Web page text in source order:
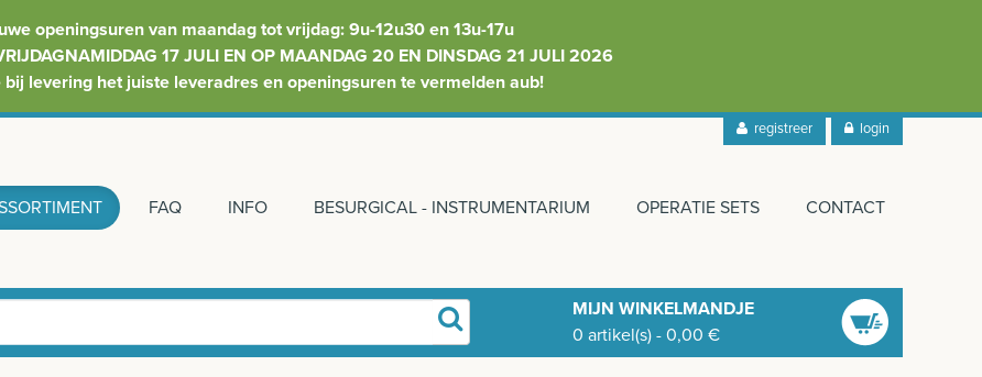
openingsuren van maandag tot vrijdag: 9u-12u30 en 13u-17u
17 JULI EN OP MAANDAG 20 EN DINSDAG 21 JULI 2026
bij levering het juiste leveradres en openingsuren te vermelden aub!
registreer login
FAQ INFO BESURGICAL - INSTRUMENTARIUM OPERATIE SETS CONTACT
MIJN WINKELMANDJE
0 artikel(s) - 0,00 €